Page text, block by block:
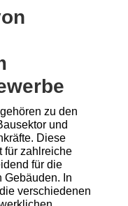
zu den
und
Diese
für zahlreiche
für die
Gebäuden. In
verschiedenen